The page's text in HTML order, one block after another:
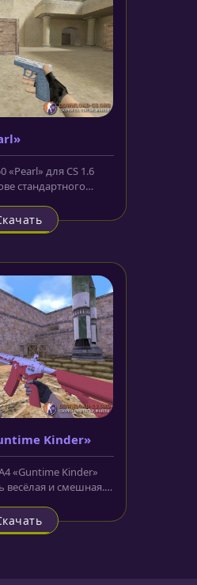
«Pearl» для CS 1.6
стандартного
Kinder»
«Guntime Kinder»
весёлая и смешная.